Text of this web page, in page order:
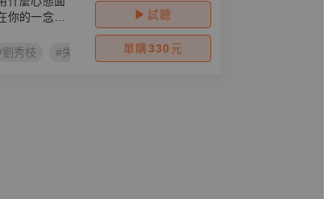
你的一念之
劉秀枝 #失智症 #獨居
試聽
單購330 元